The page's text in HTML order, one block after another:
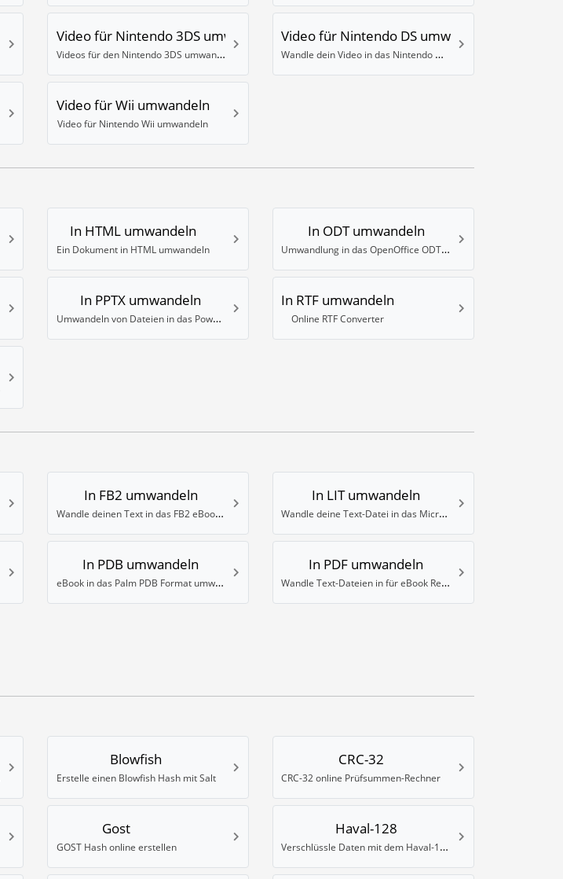
Video für Nintendo 3DS umwandeln
Videos für den Nintendo 3DS umwandeln
Video für Nintendo DS umwandeln
Wandle dein Video in das Nintendo DS DPG Format um
Video für Wii umwandeln
Video für Nintendo Wii umwandeln
In HTML umwandeln
Ein Dokument in HTML umwandeln
In ODT umwandeln
Umwandlung in das OpenOffice ODT Format
In PPTX umwandeln
Umwandeln von Dateien in das PowerPoint PPTX Format
In RTF umwandeln
Online RTF Converter
In FB2 umwandeln
Wandle deinen Text in das FB2 eBook Format um
In LIT umwandeln
Wandle deine Text-Datei in das Microsoft LIT eBook Format um
In PDB umwandeln
eBook in das Palm PDB Format umwandeln
In PDF umwandeln
Wandle Text-Dateien in für eBook Reader optimierte PDFs um
Blowfish
Erstelle einen Blowfish Hash mit Salt
CRC-32
CRC-32 online Prüfsummen-Rechner
Gost
GOST Hash online erstellen
Haval-128
Verschlüssle Daten mit dem Haval-128 Hash-Algorithmus